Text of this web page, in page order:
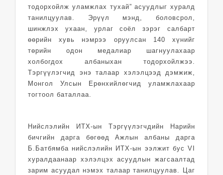
тодорхойлж уламжлах тухай” асуудлыг хуралд
танилцуулав. Эрүүл мэнд, боловсрол,
шинжлэх ухаан, урлаг соёл зэрэг салбарт
өөрийн хувь нэмрээ оруулсан 140 хүнийг
төрийн одон медалиар шагнуулахаар
холбогдох албаныхан тодорхойлжээ.
Тэргүүлэгчид энэ талаар хэлэлцээд дэмжиж,
Монгол Улсын Ерөнхийлөгчид уламжлахаар
тогтоол баталлаа.
Нийслэлийн ИТХ-ын Тэргүүлэгчдийн Нарийн
бичгийн дарга бөгөөд Ажлын албаны дарга
Б.Батбямба нийслэлийн ИТХ-ын ээлжит бус VI
хуралдаанаар хэлэлцэх асуудлын жагсаалтад
зарим асуудал нэмэх талаар танилцуулав. Цаг